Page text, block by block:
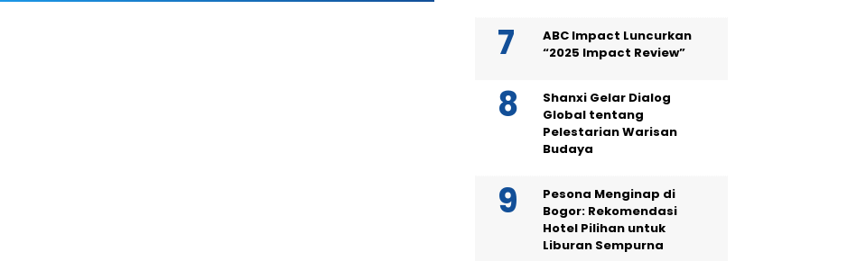
ABC Impact Luncurkan
“2025 Impact Review”
Shanxi Gelar Dialog
Global tentang
Pelestarian Warisan
Budaya
Pesona Menginap di
Bogor: Rekomendasi
Hotel Pilihan untuk
Liburan Sempurna